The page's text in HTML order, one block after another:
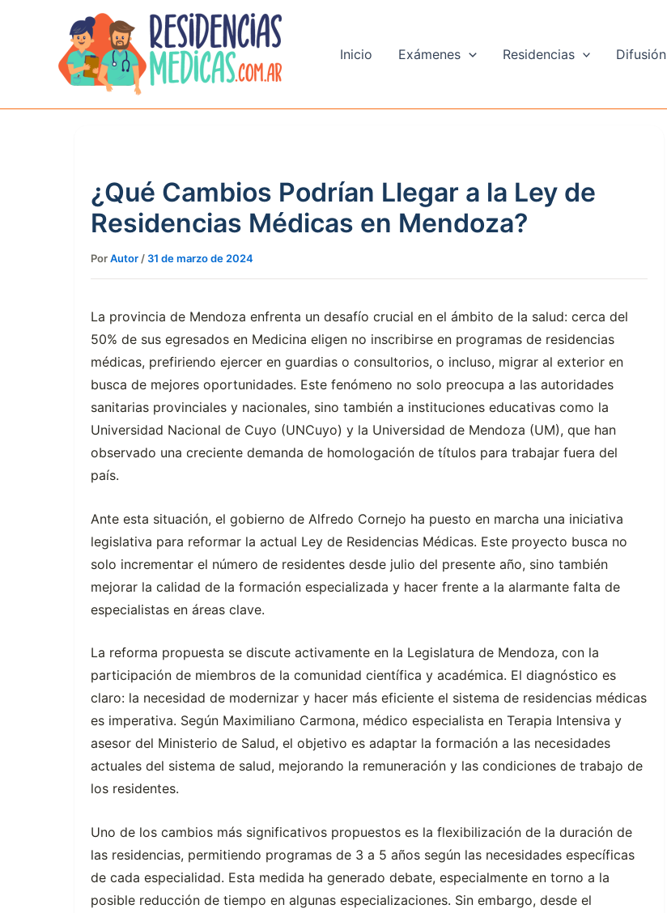
Inicio Exámenes Residencias Difusión
¿Qué Cambios Podrían Llegar a la Ley de
Residencias Médicas en Mendoza?
PorAutor / 31 de marzo de 2024
La provincia de Mendoza enfrenta un desafío crucial en el ámbito de la salud: cerca del
50% de sus egresados en Medicina eligen no inscribirse en programas de residencias
médicas, prefiriendo ejercer en guardias o consultorios, o incluso, migrar al exterior en
busca de mejores oportunidades. Este fenómeno no solo preocupa a las autoridades
sanitarias provinciales y nacionales, sino también a instituciones educativas como la
Universidad Nacional de Cuyo (UNCuyo) y la Universidad de Mendoza (UM), que han
observado una creciente demanda de homologación de títulos para trabajar fuera del
país.
Ante esta situación, el gobierno de Alfredo Cornejo ha puesto en marcha una iniciativa
legislativa para reformar la actual Ley de Residencias Médicas. Este proyecto busca no
solo incrementar el número de residentes desde julio del presente año, sino también
mejorar la calidad de la formación especializada y hacer frente a la alarmante falta de
especialistas en áreas clave.
La reforma propuesta se discute activamente en la Legislatura de Mendoza, con la
participación de miembros de la comunidad científica y académica. El diagnóstico es
claro: la necesidad de modernizar y hacer más eficiente el sistema de residencias médicas
es imperativa. Según Maximiliano Carmona, médico especialista en Terapia Intensiva y
asesor del Ministerio de Salud, el objetivo es adaptar la formación a las necesidades
actuales del sistema de salud, mejorando la remuneración y las condiciones de trabajo de
los residentes.
Uno de los cambios más significativos propuestos es la flexibilización de la duración de
las residencias, permitiendo programas de 3 a 5 años según las necesidades específicas
de cada especialidad. Esta medida ha generado debate, especialmente en torno a la
posible reducción de tiempo en algunas especializaciones. Sin embargo, desde el